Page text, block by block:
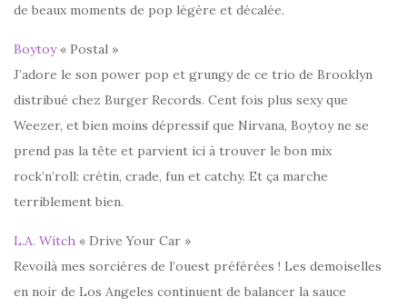
de beaux moments de pop légère et décalée.
Boytoy« Postal »
J’adore le son power pop et grungy de ce trio de Brooklyn
distribué chez Burger Records. Cent fois plus sexy que
Weezer, et bien moins dépressif que Nirvana, Boytoy ne se
prend pas la tête et parvient ici à trouver le bon mix
rock’n’roll: crétin, crade, fun et catchy. Et ça marche
terriblement bien.
L.A. Witch « Drive Your Car »
Revoilà mes sorcières de l’ouest préférées ! Les demoiselles
en noir de Los Angeles continuent de balancer la sauce